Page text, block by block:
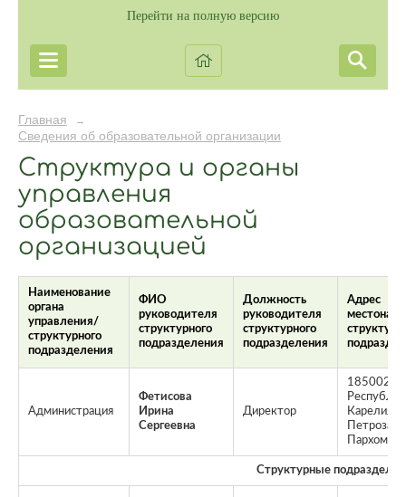
Перейти на полную версию
Главная →
Сведения об образовательной организации
Структура и органы
управления
образовательной
организацией
Наименование
органа
управления/
структурного
подразделения
ФИО
руководителя
структурного
подразделения
Должность
руководителя
структурного
подразделения
Адрес
Администрация
Фетисова
Ирина
Сергеевна
Директор
185002,
Карелия, г.
Структурные